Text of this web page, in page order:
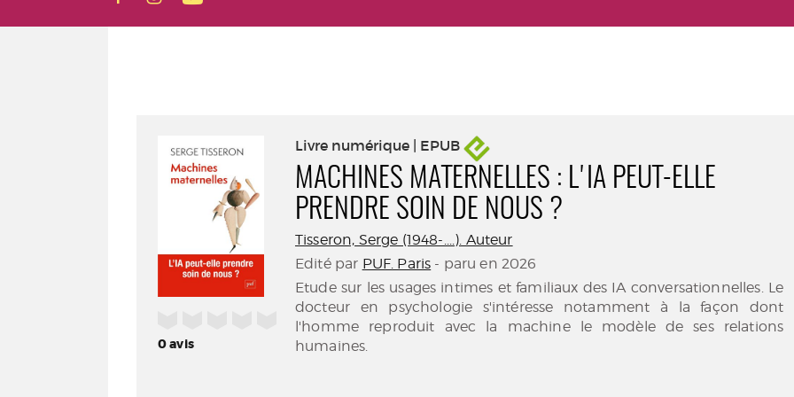
0avis
Livre numérique | EPUB
MACHINES MATERNELLES : L'IA PEUT-ELLE
PRENDRE SOIN DE NOUS ?
Tisseron, Serge (1948-....). Auteur
Edité par PUF. Paris - paru en 2026
Etude sur les usages intimes et familiaux des IA conversationnelles. Le
docteur en psychologie s'intéresse notamment à la façon dont
l'homme reproduit avec la machine le modèle de ses relations
humaines.